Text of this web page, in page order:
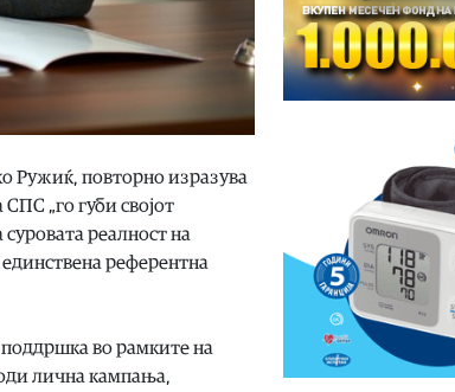
Ружиќ, повторно изразува
„го губи својот
реалност на
референтна
поддршка во рамките на
лична кампања,